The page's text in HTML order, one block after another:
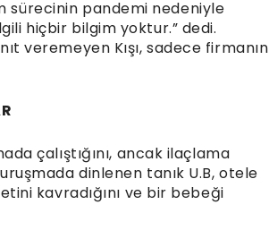
sürecinin pandemi nedeniyle
hiçbir bilgim yoktur.” dedi.
veremeyen Kışı, sadece firmanın
çalıştığını, ancak ilaçlama
dinlenen tanık U.B, otele
kavradığını ve bir bebeği